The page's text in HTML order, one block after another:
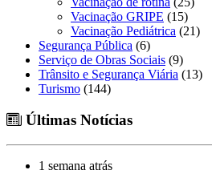
Vacinação GRIPE (15)
Vacinação Pediátrica (21)
Segurança Pública (6)
Serviço de Obras Sociais (9)
Trânsito e Segurança Viária (13)
Turismo (144)
Últimas Notícias
1 semana atrás